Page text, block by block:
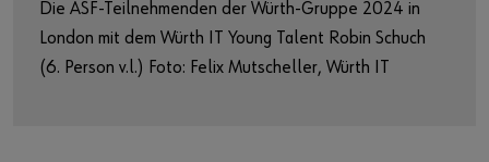
Market
Workplace Solutions
Die ASF-Teilnehmenden der Würth-Gruppe 2024 in
London mit dem Würth IT Young Talent Robin Schuch
(6. Person v.l.) Foto: Felix Mutscheller, Würth IT